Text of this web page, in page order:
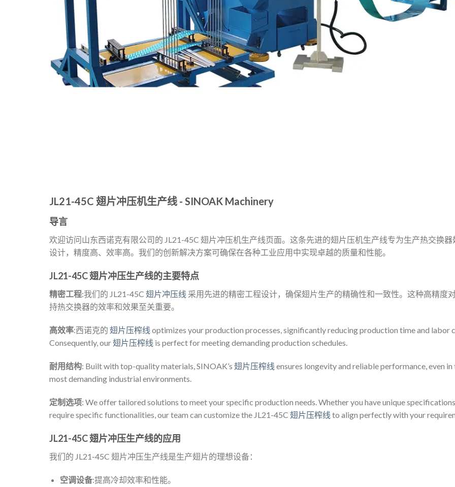
JL21-45C 翅片冲压机生产线 - SINOAK Machinery
导言
欢迎访问山东西诺克有限公司的 JL21-45C 翅片冲压机生产线页面。这条先进的翅片压机生产线专为生产热交换器
设计，精度高、效率高。我们的创新解决方案可确保在各种工业应用中实现卓越的质量和性能。
JL21-45C 翅片冲压生产线的主要特点
精密工程:我们的 JL21-45C 翅片冲压线 采用先进的精密工程设计，确保翅片生产的精确性和一致性。这种高精度
持热交换器的效率和效果至关重要。
高效率:西诺克的 翅片压榨线 optimizes your production processes, significantly reducing production time and labor
Consequently, our翅片压榨线 is perfect for meeting demanding production schedules.
耐用结构: Built with top-quality materials, SINOAK’s 翅片压榨线 ensures longevity and reliable performance, even in
most demanding industrial environments.
定制选项: We offer tailored solutions to meet your specific production needs. Whether you have unique
require specific functionalities, our team can customize the JL21-45C 翅片压榨线 to align perfectly with your
JL21-45C 翅片冲压生产线的应用
我们的 JL21-45C 翅片冲压生产线是生产翅片的理想设备：
空调设备:提高冷却效率和性能。